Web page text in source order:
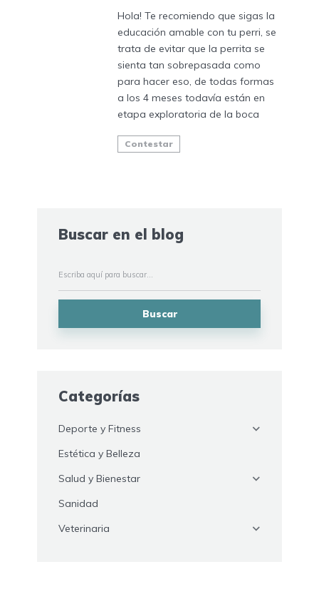
Hola! Te recomiendo que sigas la
educación amable con tu perri, se
trata de evitar que la perrita se
sienta tan sobrepasada como
para hacer eso, de todas formas
a los 4 meses todavía están en
etapa exploratoria de la boca
Contestar
Buscar en el blog
Buscar
Categorías
Deporte y Fitness
Estética y Belleza
Salud y Bienestar
Sanidad
Veterinaria